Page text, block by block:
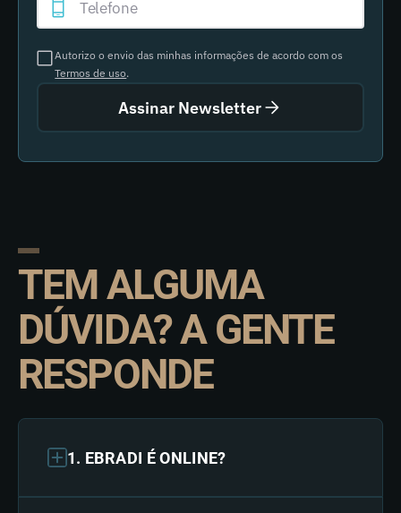
Autorizo o envio das minhas informações de acordo com os
Termos de uso.
Assinar Newsletter
TEM ALGUMA
DÚVIDA? A GENTE
RESPONDE
1. EBRADI É ONLINE?